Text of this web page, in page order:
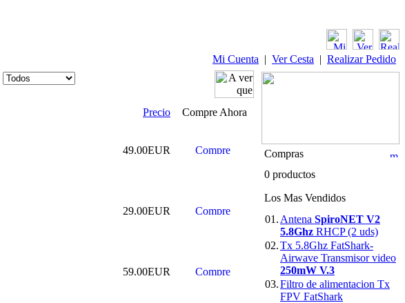
Mi Cuenta | Ver Cesta | Realizar Pedido
Precio Compre Ahora
49.00EUR
29.00EUR
59.00EUR
Compras
0 productos
Los Mas Vendidos
01. Antena SpiroNET V2
5.8Ghz RHCP (2 uds)
02.Tx 5.8Ghz FatShark-
Airwave Transmisor video
250mW V.3
03.Filtro de alimentacion Tx
FPV FatShark